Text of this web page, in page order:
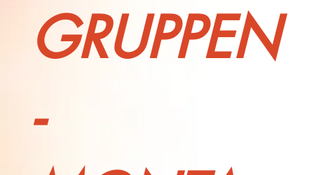
GRUPPEN
-